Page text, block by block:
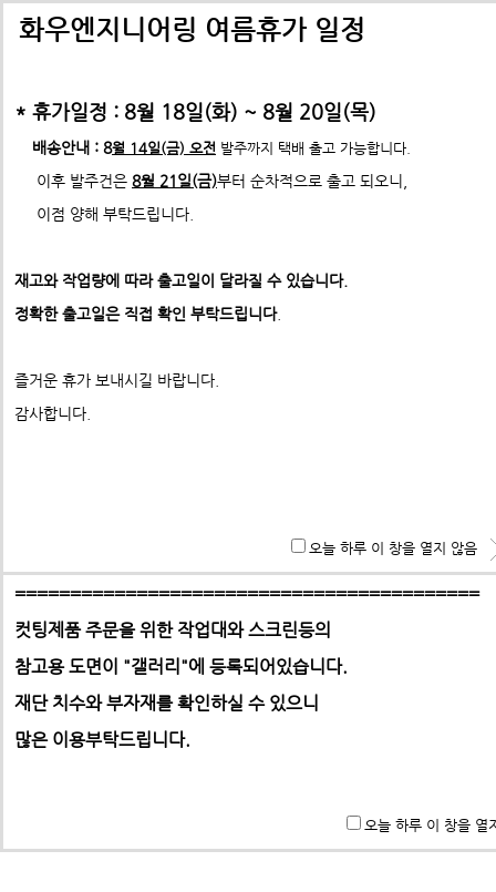
배송비관련 공지사항
*택배사 요청에 따라 선불,착불 동시에 진행이 불가하게 되었습
-수정전 : 주문시 배송비(6,000원) 선불 결제
제품의 수량,무게,길이에 따라 추가요금은 착불진
- 수정후 : 주문시 배송비(0원)
* 주문결제 단계에서 다시한번 문구 확인하시고
-> 택배요금은 택배사에서 픽업 후 결정합니다.
택배배송관련 공지사항(*필독)
*프로파일 절단길이 2700mm이상 택배발송 불가
* 프로파일 절단길이 2700mm 이상은각 지역 도착영업소에
따라배송이 불가할수도 있습니다. 주문시 참고 부탁드립니다.
ex) 자가수령 및 화물택배,화물차(운임고객부담) 배송가능
==========================================
컷팅제품 주문을 위한 작업대와 스크린등의
참고용 도면이 "갤러리"에 등록되어있습니다.
재단 치수와 부자재를 확인하실 수 있으니
많은 이용부탁드립니다.
오늘 하루 이 창을 열
화우엔지니어링 여름휴가 일정
* 휴가일정 : 8월 18일(화) ~ 8월 20일(목)
배송안내 : 8월 14일(금) 오전 발주까지 택배 출고 가능합니다.
이후 발주건은 8월 21일(금)부터 순차적으로 출고 되오니,
이점 양해 부탁드립니다.
재고와 작업량에 따라 출고일이 달라질 수 있습니다.
정확한 출고일은 직접 확인 부탁드립니다.
즐거운 휴가 보내시길 바랍니다.
감사합니다.
오늘 하루 이 창을 열지 않음